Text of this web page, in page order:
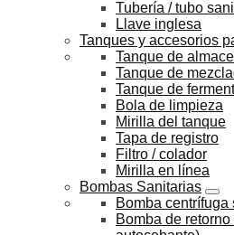
Tubería / tubo
Llave inglesa
Tanques y accesorios
Tanque de
Tanque de
Tanque de
Bola de limpieza
Mirilla del tanque
Tapa de registro
Filtro / colador
Mirilla en línea
Bombas Sanitarias
Bomba centrífuga
Bomba de